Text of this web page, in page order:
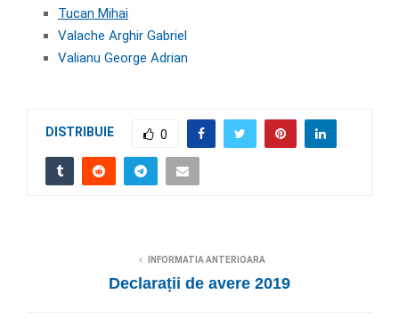
Tucan Mihai
Valache Arghir Gabriel
Valianu George Adrian
DISTRIBUIE 0
INFORMATIA ANTERIOARA
Declarații de avere 2019